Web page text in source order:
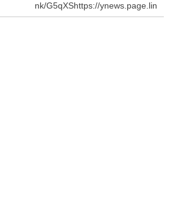
nk/G5qXShttps://ynews.page.lin
k/EjiR9https://www.businesstoda